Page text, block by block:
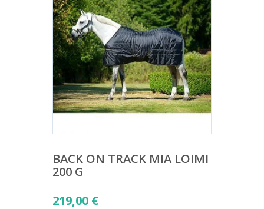
BACK ON TRACK MIA LOIMI
200 G
219,00 €